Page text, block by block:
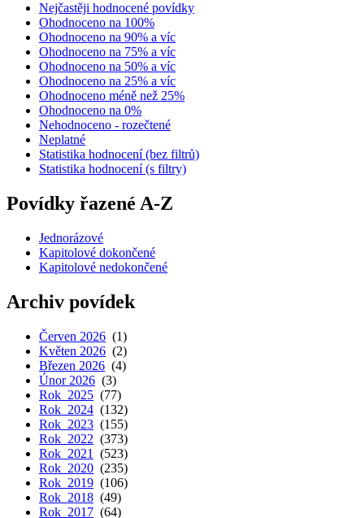
Nejčastěji hodnocené povídky
Ohodnoceno na 100%
Ohodnoceno na 90% a víc
Ohodnoceno na 75% a víc
Ohodnoceno na 50% a víc
Ohodnoceno na 25% a víc
Ohodnoceno méně než 25%
Ohodnoceno na 0%
Nehodnoceno - rozečtené
Neplatné
Statistika hodnocení (bez filtrů)
Statistika hodnocení (s filtry)
Povídky řazené A-Z
Jednorázové
Kapitolové dokončené
Kapitolové nedokončené
Archiv povídek
Červen 2026 (1)
Květen 2026 (2)
Březen 2026 (4)
Únor 2026 (3)
Rok 2025 (77)
Rok 2024 (132)
Rok 2023 (155)
Rok 2022 (373)
Rok 2021
(523)
Rok 2020 (235)
Rok 2019 (106)
Rok 2018 (49)
Rok 2017 (64)